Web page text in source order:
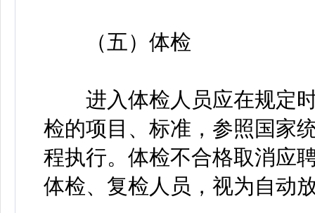
（五）体检
进入体检人员应在规定时
检的项目、标准，参照国家
程执行。体检不合格取消应
体检、复检人员，视为自动